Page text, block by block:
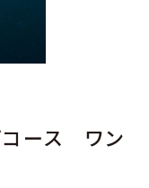
コース ワン